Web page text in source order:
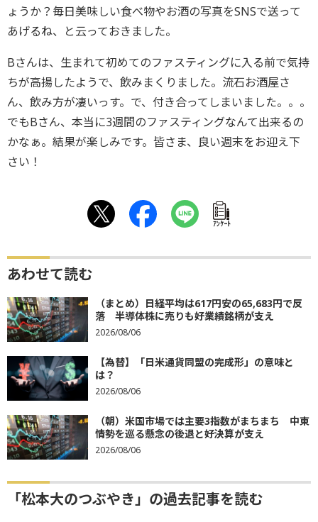
ょうか？毎日美味しい食べ物やお酒の写真をSNSで送って
あげるね、と云っておきました。
Bさんは、生まれて初めてのファスティングに入る前で気持
ちが高揚したようで、飲みまくりました。流石お酒屋さ
ん、飲み方が凄いっす。で、付き合ってしまいました。。。
でもBさん、本当に3週間のファスティングなんて出来るの
かなぁ。結果が楽しみです。皆さま、良い週末をお迎え下
さい！
ｱﾝｹｰﾄ
あわせて読む
（まとめ）日経平均は617円安の65,683円で反
落 半導体株に売りも好業績銘柄が支え
2026/08/06
【為替】「日米通貨同盟の完成形」の意味と
は？
2026/08/06
（朝）米国市場では主要3指数がまちまち 中東
情勢を巡る懸念の後退と好決算が支え
2026/08/06
「松本大のつぶやき」の過去記事を読む